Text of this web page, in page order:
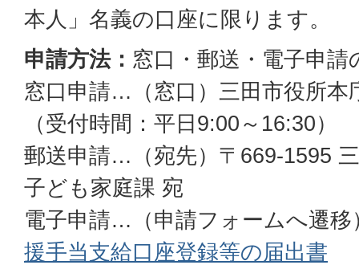
本人」名義の口座に限ります。
申請方法： 窓口・郵送・電子申
窓口申請…（窓口）三田市役所本
（受付時間：平日9:00～16:30）
郵送申請…（宛先）〒669-1595
子ども家庭課 宛
電子申請…（申請フォームへ遷移
援手当支給口座登録等の届出書